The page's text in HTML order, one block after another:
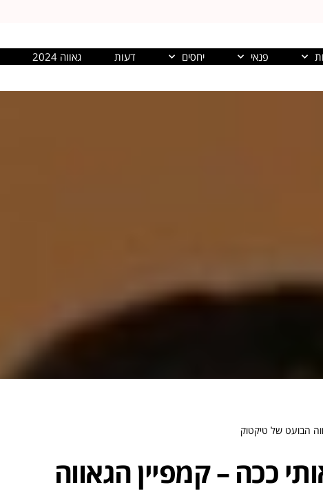
פנאי יחסים דעות גאווה 2024
הבועט של טיקטוק
ככה – קמפיין הגאווה